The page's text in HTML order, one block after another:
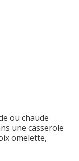
ou chaude
une casserole
omelette,